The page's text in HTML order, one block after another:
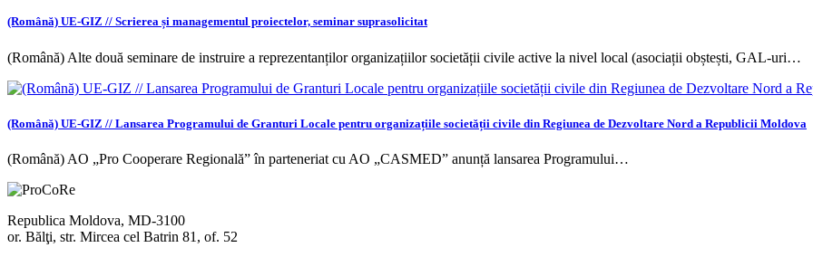
(Română) UE-GIZ // Scrierea și managementul proiectelor, seminar suprasolicitat
(Română) Alte două seminare de instruire a reprezentanților organizațiilor societății civile active la nivel local (asociații obștești, GAL-uri…
(Română) UE-GIZ // Lansarea Programului de Granturi Locale pentru organizațiile societății civile din Regiunea de Dezvoltare Nord a Republicii Moldova
(Română) AO „Pro Cooperare Regională” în parteneriat cu AO „CASMED” anunță lansarea Programului…
Republica Moldova, MD-3100
or. Bălţi, str. Mircea cel Batrin 81, of. 52